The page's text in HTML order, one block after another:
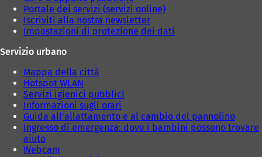
Portale dei servizi (servizi online)
Iscriviti alla nostra newsletter
Impostazioni di protezione dei dati
Servizio urbano
Mappa della città
Hotspot WLAN
Servizi igienici pubblici
Informazioni sugli orari
Guida all'allattamento e al cambio del pannolino
Ingresso di emergenza: dove i bambini possono trovare
aiuto
Webcam